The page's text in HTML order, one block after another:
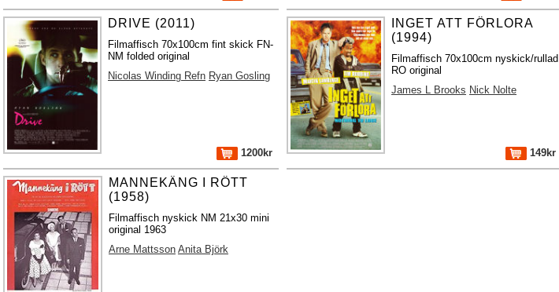
DRIVE (2011)
Filmaffisch 70x100cm fint skick FN-
NM folded original
Nicolas Winding Refn Ryan Gosling
1200kr
INGET ATT FÖRLORA
(1994)
Filmaffisch 70x100cm nyskick/rullad
RO original
James L Brooks Nick Nolte
149kr
MANNEKÄNG I RÖTT
(1958)
Filmaffisch nyskick NM 21x30 mini
original 1963
Arne Mattsson Anita Björk